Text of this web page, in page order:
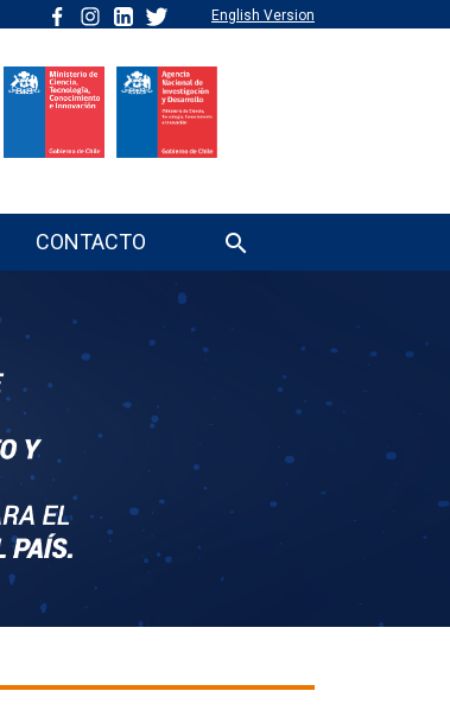
English Version
CONTACTO